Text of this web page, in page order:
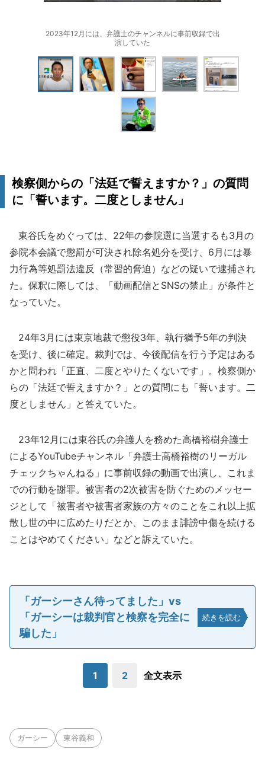
2023年12月には、弁護士のチャンネルに事前収録で出
演していた
検察側からの「法廷で誓えますか？」の質問
に「誓います。二度としません」
東谷氏をめぐっては、22年の参院選に当選するも3月の
参院本会議で懲罰が可決され除名処分を受け、6月には暴
力行為等処罰法違反（常習的脅迫）などの疑いで逮捕され
た。保釈に際しては、「動画配信とSNSの禁止」が条件と
なっていた。
24年3月には東京地裁で懲役3年、執行猶予5年の判決
を受け、後に確定。裁判では、今後配信を行う予定はある
かと問われ「正直、二度とやりたくないです」。検察側か
らの「法廷で誓えますか？」との質問にも「誓います。二
度としません」と答えていた。
23年12月には東谷氏の弁護人を務めた高橋裕樹弁護士
によるYouTubeチャンネル「弁護士高橋裕樹のリーガル
チェックちゃんねる」に事前収録の動画で出演し、これま
での行動を謝罪。被害者の2次被害を防ぐためのメッセー
ジとして「被害者や被害者家族の方々のことをこれ以上拡
散し世の中に広めたりだとか、このまま誹謗中傷を続ける
ことはやめてください」などと訴えていた。
「ガーシーさん待ってました」vs
「ガーシーは裁判官と検察を完全に
騙した」
続きを読む
1 2 全文表示
ガーシー 東谷義和